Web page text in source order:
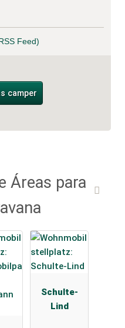
Feed)
camper
Áreas para
Schulte-
Lind